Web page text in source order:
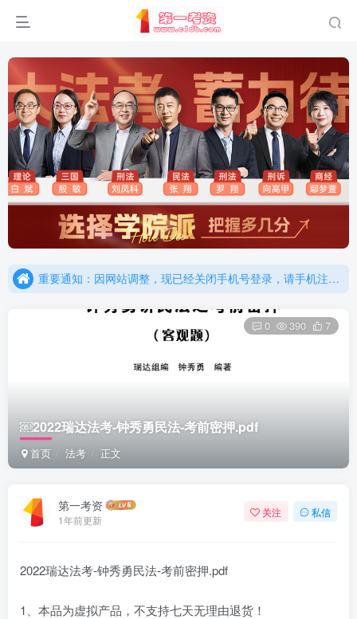
重要通知：因网站调整，现已经关闭手机号登录，请手机注册用户及时添加客服微信（微信号：dykz180），客服会协助将登陆方式更改为邮箱登录！
更新提示：已经更新部分机构主观题法考资料，推荐厚大的考点清单，高清版，特别适合学习！
￼2022瑞达法考-钟秀勇民法-考前密押.pdf
首页 法考 正文
0 390 7
第一考资
1年前更新
关注 私信
2022瑞达法考-钟秀勇民法-考前密押.pdf
1、本品为虚拟产品，不支持七天无理由退货！